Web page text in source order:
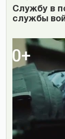
Cлужбу в
службы